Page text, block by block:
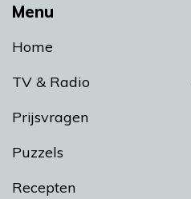
Menu
Home
TV & Radio
Prijsvragen
Puzzels
Recepten